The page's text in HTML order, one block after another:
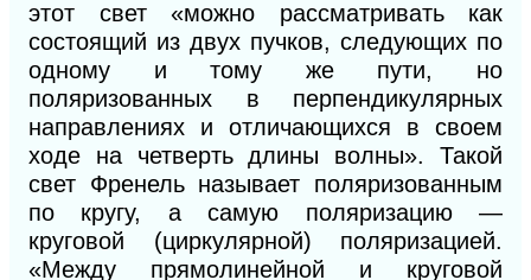
этот свет «можно рассматривать как
состоящий из двух пучков, следующих по
одному и тому же пути, но
поляризованных в перпендикулярных
направлениях и отличающихся в своем
ходе на четверть длины волны». Такой
свет Френель называет поляризованным
по кругу, а самую поляризацию —
круговой (циркулярной) поляризацией.
«Между прямолинейной и круговой